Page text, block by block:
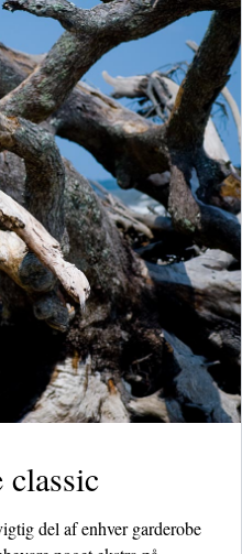
classic
del af enhver garderobe